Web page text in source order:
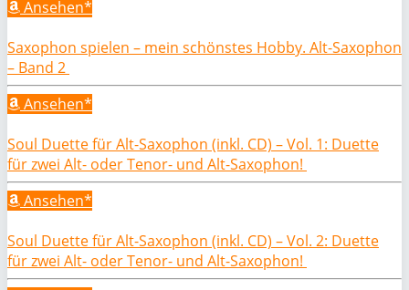
Ansehen*
Saxophon spielen – mein schönstes Hobby. Alt-Saxophon
– Band 2
Ansehen*
Soul Duette für Alt-Saxophon (inkl. CD) – Vol. 1: Duette
für zwei Alt- oder Tenor- und Alt-Saxophon!
Ansehen*
Soul Duette für Alt-Saxophon (inkl. CD) – Vol. 2: Duette
für zwei Alt- oder Tenor- und Alt-Saxophon!